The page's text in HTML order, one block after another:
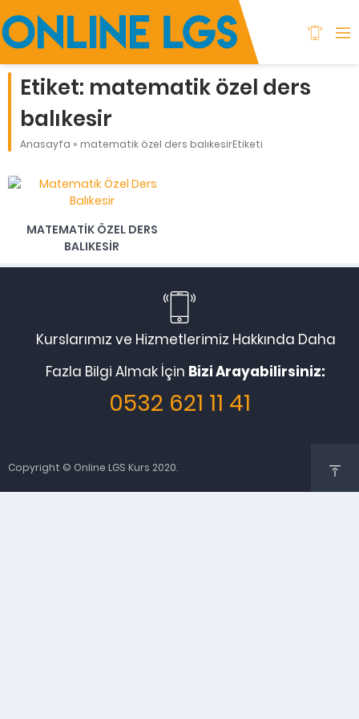
Etiket: matematik özel ders
balıkesir
Anasayfa » matematik özel ders balıkesirEtiketi
MATEMATIK ÖZEL DERS
BALIKESIR
Kurslarımız ve Hizmetlerimiz Hakkında Daha
Fazla Bilgi Almak İçin Bizi Arayabilirsiniz:
0532 621 11 41
Copyright © Online LGS Kurs 2020.